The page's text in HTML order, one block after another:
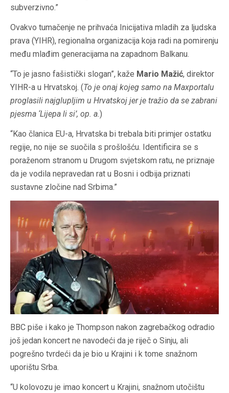
subverzivno.”
Ovakvo tumačenje ne prihvaća Inicijativa mladih za ljudska
prava (YIHR), regionalna organizacija koja radi na pomirenju
među mlađim generacijama na zapadnom Balkanu.
“To je jasno fašistički slogan”, kaže Mario Mažić, direktor
YIHR-a u Hrvatskoj. (To je onaj kojeg samo na Maxportalu
proglasili najglupljim u Hrvatskoj jer je tražio da se zabrani
pjesma ‘Lijepa li si’, op. a.)
“Kao članica EU-a, Hrvatska bi trebala biti primjer ostatku
regije, no nije se suočila s prošlošću. Identificira se s
poraženom stranom u Drugom svjetskom ratu, ne priznaje
da je vodila nepravedan rat u Bosni i odbija priznati
sustavne zločine nad Srbima.”
BBC piše i kako je Thompson nakon zagrebačkog odradio
još jedan koncert ne navodeći da je riječ o Sinju, ali
pogrešno tvrdeći da je bio u Krajini i k tome snažnom
uporištu Srba.
“U kolovozu je imao koncert u Krajini, snažnom utočištu